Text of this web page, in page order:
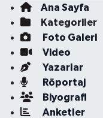
Ana Sayfa
Kategoriler
Foto Galeri
Video
Yazarlar
Röportaj
Biyografi
Anketler